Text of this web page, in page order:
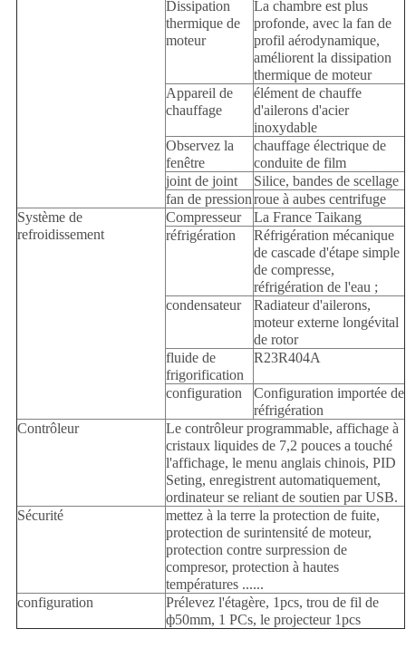
Dissipation
thermique de
moteur
La chambre est plus
profonde, avec la fan de
profil aérodynamique,
améliorent la dissipation
thermique de moteur
Appareil de
chauffage
élément de chauffe
d'ailerons d'acier
inoxydable
Observez la
fenêtre
chauffage électrique de
conduite de film
joint de joint
Silice, bandes de scellage
fan de pressionroue à aubes centrifuge
Système de
refroidissement
Compresseur
La France Taikang
réfrigération
Réfrigération mécanique
de cascade d'étape simple
de compresse,
réfrigération de l'eau ;
condensateur
Radiateur d'ailerons,
moteur externe longévital
de rotor
fluide de
frigorification
R23R404A
configuration
Configuration importée de
réfrigération
Contrôleur
Le contrôleur programmable, affichage à
cristaux liquides de 7,2 pouces a touché
l'affichage, le menu anglais chinois, PID
Seting, enregistrent automatiquement,
ordinateur se reliant de soutien par USB.
Sécurité
mettez à la terre la protection de fuite,
protection de surintensité de moteur,
protection contre surpression de
compresor, protection à hautes
températures ......
configuration
Prélevez l'étagère, 1pcs, trou de fil de
ф50mm, 1 PCs, le projecteur 1pcs